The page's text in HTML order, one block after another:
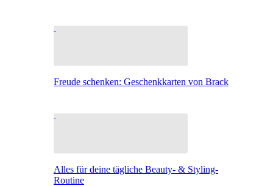
Freude schenken: Geschenkkarten von Brack
Alles für deine tägliche Beauty- & Styling-
Routine